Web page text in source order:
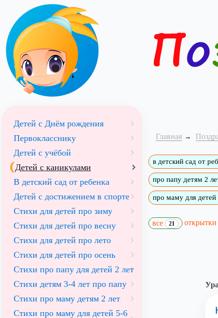
Главная
в детский сад от
про папу детям 2
про маму для детей
все 21 открытки
Детей с Днём рождения
Первокласснику
Детей с учёбой
Детей с каникулами
В детский сад от ребенка
Детей с достижением в спорте
Стихи для детей про зиму
Стихи для детей про весну
Стихи для детей про лето
Стихи для детей про осень
Стихи про папу для детей 2 лет
Cтихи детям 3-4 лет про папу
Стихи про маму детям 2 лет
Стихи про маму для детей 5-6